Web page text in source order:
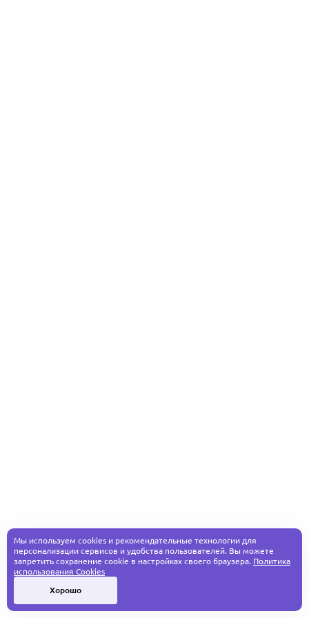
Мы используем cookies и рекомендательные технологии для
персонализации сервисов и удобства пользователей. Вы можете
запретить сохранение cookie в настройках своего браузера. Политика
использования Cookies
Хорошо